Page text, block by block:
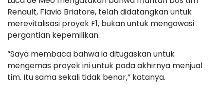
Renault, Flavio Briatore, telah didatangkan untuk
merevitalisasi proyek F1, bukan untuk mengawasi
pergantian kepemilikan.
“Saya membaca bahwa ia ditugaskan untuk
mengemas proyek ini untuk pada akhirnya menjual
tim. Itu sama sekali tidak benar,” katanya.